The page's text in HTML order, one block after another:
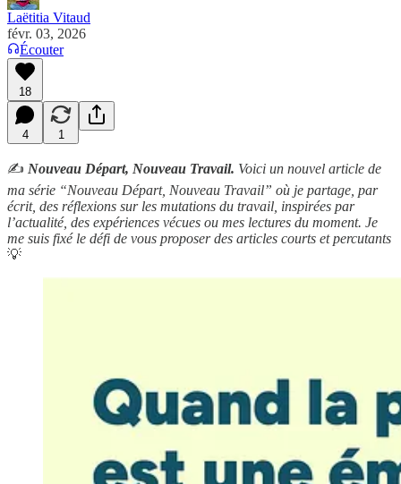
Laëtitia Vitaud
févr. 03, 2026
Écouter
18
4 1
✍️ Nouveau Départ, Nouveau Travail. Voici un nouvel article de
ma série “Nouveau Départ, Nouveau Travail” où je partage, par
écrit, des réflexions sur les mutations du travail, inspirées par
l’actualité, des expériences vécues ou mes lectures du moment. Je
me suis fixé le défi de vous proposer des articles courts et percutants
💡